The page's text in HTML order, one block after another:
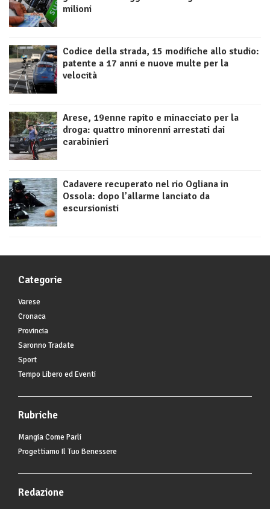
milioni
Codice della strada, 15 modifiche allo studio:
patente a 17 anni e nuove multe per la
velocità
Arese, 19enne rapito e minacciato per la
droga: quattro minorenni arrestati dai
carabinieri
Cadavere recuperato nel rio Ogliana in
Ossola: dopo l’allarme lanciato da
escursionisti
Categorie
Varese
Cronaca
Provincia
Saronno Tradate
Sport
Tempo Libero ed Eventi
Rubriche
Mangia Come Parli
Progettiamo Il Tuo Benessere
Redazione